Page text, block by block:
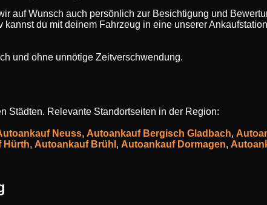
auf Wunsch auch persönlich zur Besichtigung und
du mit deinem Fahrzeug in eine unserer
und ohne unnötige Zeitverschwendung.
Städten. Relevante Standortseiten in der Region:
Neuss, Autoankauf Bergisch Gladbach,
Hürth, Autoankauf Brühl , Autoankauf Dormagen,